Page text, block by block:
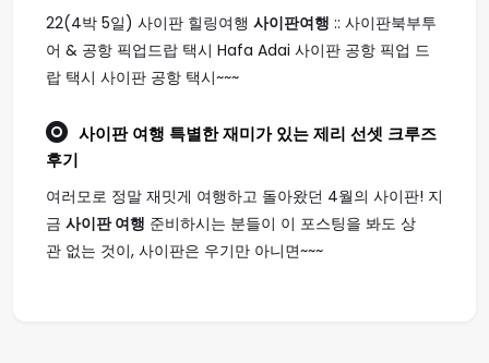
22(4박 5일) 사이판 힐링여행 사이판여행 :: 사이판북부투
어 & 공항 픽업드랍 택시 Hafa Adai 사이판 공항 픽업 드
랍 택시 사이판 공항 택시~~~
사이판 여행 특별한 재미가 있는 제리 선셋 크루즈
후기
여러모로 정말 재밋게 여행하고 돌아왔던 4월의 사이판! 지
금 사이판 여행 준비하시는 분들이 이 포스팅을 봐도 상
관 없는 것이, 사이판은 우기만 아니면~~~